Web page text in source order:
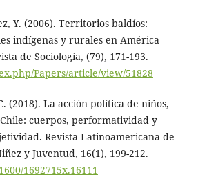
Y. (2006). Territorios baldíos:
indígenas y rurales en América
de Sociología, (79), 171-193.
Papers/article/view/51828
(2018). La acción política de niños,
cuerpos, performatividad y
Revista Latinoamericana de
y Juventud, 16(1), 199-212.
1692715x.16111